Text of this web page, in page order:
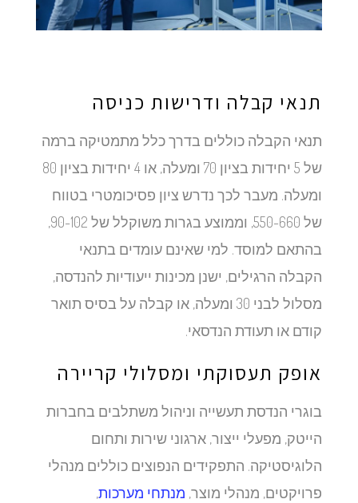
תנאי קבלה ודרישות כניסה
תנאי הקבלה כוללים בדרך כלל מתמטיקה ברמה
של 5 יחידות בציון 70 ומעלה, או 4 יחידות בציון 80
ומעלה. מעבר לכך נדרש ציון פסיכומטרי בטווח
של 550-660, וממוצע בגרות משוקלל של 90-102,
בהתאם למוסד. למי שאינם עומדים בתנאי
הקבלה הרגילים, ישנן מכינות ייעודיות להנדסה,
מסלול לבני 30 ומעלה, או קבלה על בסיס תואר
קודם או תעודת הנדסאי.
אופק תעסוקתי ומסלולי קריירה
בוגרי הנדסת תעשייה וניהול משתלבים בחברות
הייטק, מפעלי ייצור, ארגוני שירות ותחום
הלוגיסטיקה. התפקידים הנפוצים כוללים מנהלי
פרויקטים, מנהלי מוצר,מנתחי מערכות,